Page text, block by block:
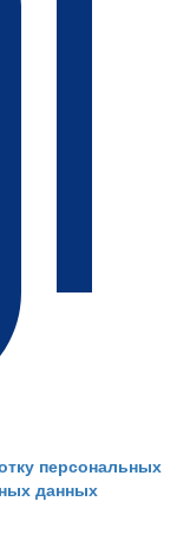
персональных
данных